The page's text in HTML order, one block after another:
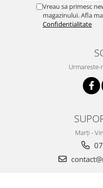
Vreau sa primesc
magazinului. Afla
Confidentialitate
Urmareste-
Marți -